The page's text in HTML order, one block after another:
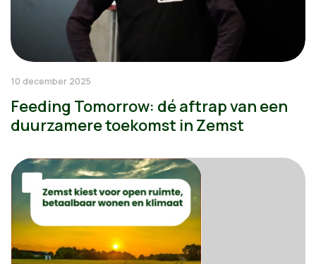
10 december 2025
Feeding Tomorrow: dé aftrap van een
duurzamere toekomst in Zemst